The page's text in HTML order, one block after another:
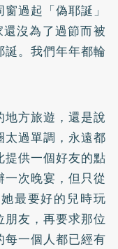
過起「偽耶誕」
沒為了過節而被
。我們年年都輪
方旅遊，還是說
過單調，永遠都
提供一個好友的點
次晚宴，但只從
最要好的兒時玩
友，再要求那位
一個人都已經有